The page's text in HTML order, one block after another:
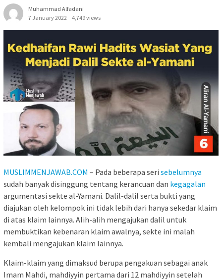
Muhammad Alfadani
7 January 2022
4,749 views
MUSLIMMENJAWAB.COM – Pada beberapa seri sebelumnya
sudah banyak disinggung tentang kerancuan dan kegagalan
argumentasi sekte al-Yamani. Dalil-dalil serta bukti yang
diajukan oleh kelompok ini tidak lebih dari hanya sekedar klaim
di atas klaim lainnya. Alih-alih mengajukan dalil untuk
membuktikan kebenaran klaim awalnya, sekte ini malah
kembali mengajukan klaim lainnya.
Klaim-klaim yang dimaksud berupa pengakuan sebagai anak
Imam Mahdi, mahdiyyin pertama dari 12 mahdiyyin setelah